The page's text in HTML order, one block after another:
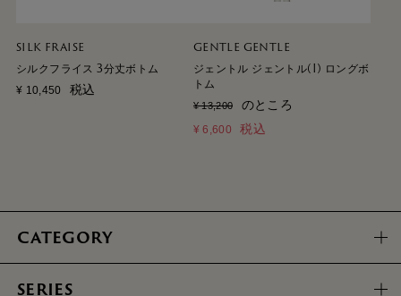
SILK FRAISE
シルクフライス 3分丈ボトム
¥ 10,450 税込
GENTLE GENTLE
ジェントル ジェントル(I) ロングボ
トム
¥ 13,200 のところ
¥ 6,600 税込
CATEGORY
SERIES